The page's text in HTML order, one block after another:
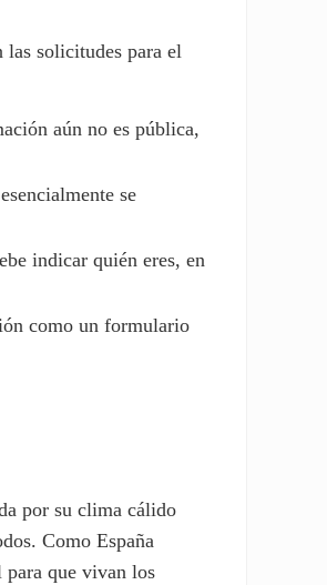
las solicitudes para el
aún no es pública,
se
indicar quién eres, en
como un formulario
por su clima cálido
Como España
para que vivan los